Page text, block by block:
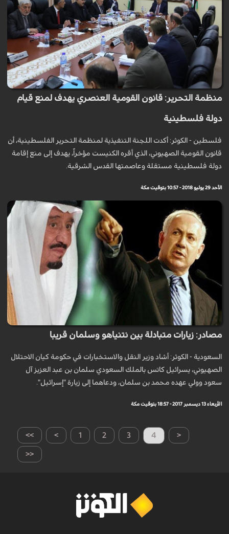
منظمة التحرير: قانون القومية العنصري يهدف لمنع قيام
دولة فلسطينية
فلسطين - الكوثر: أكدت اللجنة التنفيذية لمنظمة التحرير الفلسطينية، أن
قانون القومية الصهيوني، الذي أقره الكنيست مؤخراً، يهدف إلى منع إقامة
دولة فلسطينية مستقلة وعاصمتها القدس الشرقية.
الأحد 29 يوليو 2018 - 10:57 بتوقيت مكة
مصادر: زيارات متبادلة بين نتنياهو وسلمان قريبا
السعودية - الكوثر: أشاد وزير النقل والاستخبارات في حكومة كيان الاحتلال
الصهيوني، يسرائيل كاتس بالملك السعودي سلمان بن عبد العزيز آل
سعود وولي عهده محمد بن سلمان، ودعاهما إلى زيارة "إسرائيل".
الأربعاء 13 ديسمبر 2017 - 18:57 بتوقيت مكة
>> > 1 2 3 4 <
<<